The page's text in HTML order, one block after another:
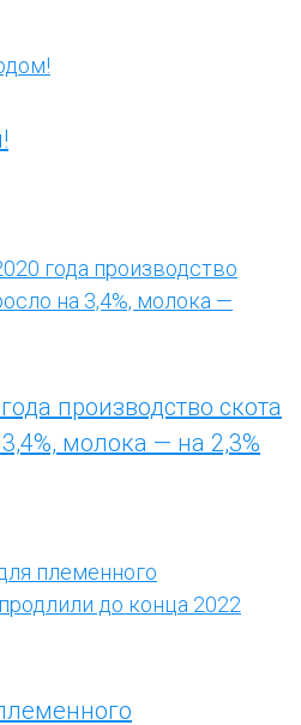
производство скота
молока — на 2,3%